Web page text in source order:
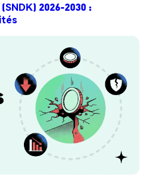
2026-2030 :